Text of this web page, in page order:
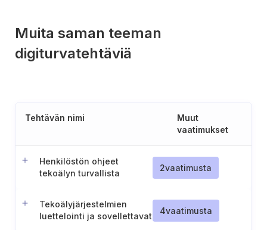
Muita saman teeman
digiturvatehtäviä
Tehtävän nimi
Muut
vaatimukset
Henkilöstön ohjeet
tekoälyn turvallista
2vaatimusta
Tekoälyjärjestelmien
luettelointi ja sovellettavat
4vaatimusta